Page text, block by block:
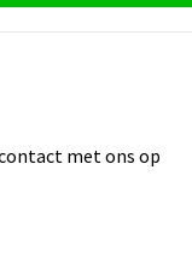
met ons op